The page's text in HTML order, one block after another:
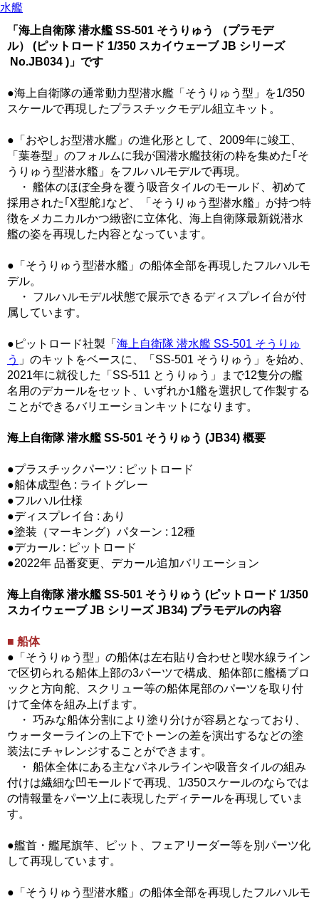
水艦
「海上自衛隊 潜水艦 SS-501 そうりゅう （プラモデ
ル） (ピットロード 1/350 スカイウェーブ JB シリーズ
No.JB034 )」です
●海上自衛隊の通常動力型潜水艦「そうりゅう型」を1/350
スケールで再現したプラスチックモデル組立キット。
●「おやしお型潜水艦」の進化形として、2009年に竣工、
「葉巻型」のフォルムに我が国潜水艦技術の粋を集めた｢そ
うりゅう型潜水艦」をフルハルモデルで再現。
・ 艦体のほぼ全身を覆う吸音タイルのモールド、初めて
採用された｢X型舵｣など、「そうりゅう型潜水艦」が持つ特
徴をメカニカルかつ緻密に立体化、海上自衛隊最新鋭潜水
艦の姿を再現した内容となっています。
●「そうりゅう型潜水艦」の船体全部を再現したフルハルモ
デル。
・ フルハルモデル状態で展示できるディスプレイ台が付
属しています。
●ピットロード社製「 海上自衛隊 潜水艦 SS-501 そうりゅ
う 」のキットをベースに、「SS-501 そうりゅう」を始め、
2021年に就役した「SS-511 とうりゅう」まで12隻分の艦
名用のデカールをセット、いずれか1艦を選択して作製する
ことができるバリエーションキットになります。
海上自衛隊 潜水艦 SS-501 そうりゅう (JB34) 概要
●プラスチックパーツ : ピットロード
●船体成型色 : ライトグレー
●フルハル仕様
●ディスプレイ台 : あり
●塗装（マーキング）パターン : 12種
●デカール : ピットロード
●2022年 品番変更、デカール追加バリエーション
海上自衛隊 潜水艦 SS-501 そうりゅう (ピットロード 1/350
スカイウェーブ JB シリーズ JB34) プラモデルの内容
■ 船体
●「そうりゅう型」の船体は左右貼り合わせと喫水線ライン
で区切られる船体上部の3パーツで構成、船体部に艦橋ブロ
ックと方向舵、スクリュー等の船体尾部のパーツを取り付
けて全体を組み上げます。
・ 巧みな船体分割により塗り分けが容易となっており、
ウォーターラインの上下でトーンの差を演出するなどの塗
装法にチャレンジすることができます。
・ 船体全体にある主なパネルラインや吸音タイルの組み
付けは繊細な凹モールドで再現、1/350スケールのならでは
の情報量をパーツ上に表現したディテールを再現していま
す。
●艦首・艦尾旗竿、ピット、フェアリーダー等を別パーツ化
して再現しています。
●「そうりゅう型潜水艦」の船体全部を再現したフルハルモ